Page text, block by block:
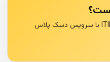
معرفی مسیر پیاده‌سازی ITSM و ITIL با سرویس دسک پلاس